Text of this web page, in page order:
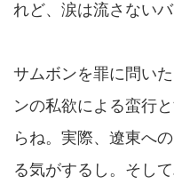
れど、涙は流さないバ
サムボンを罪に問い
ンの私欲による蛮行
らね。実際、遼東へ
る気がするし。そし